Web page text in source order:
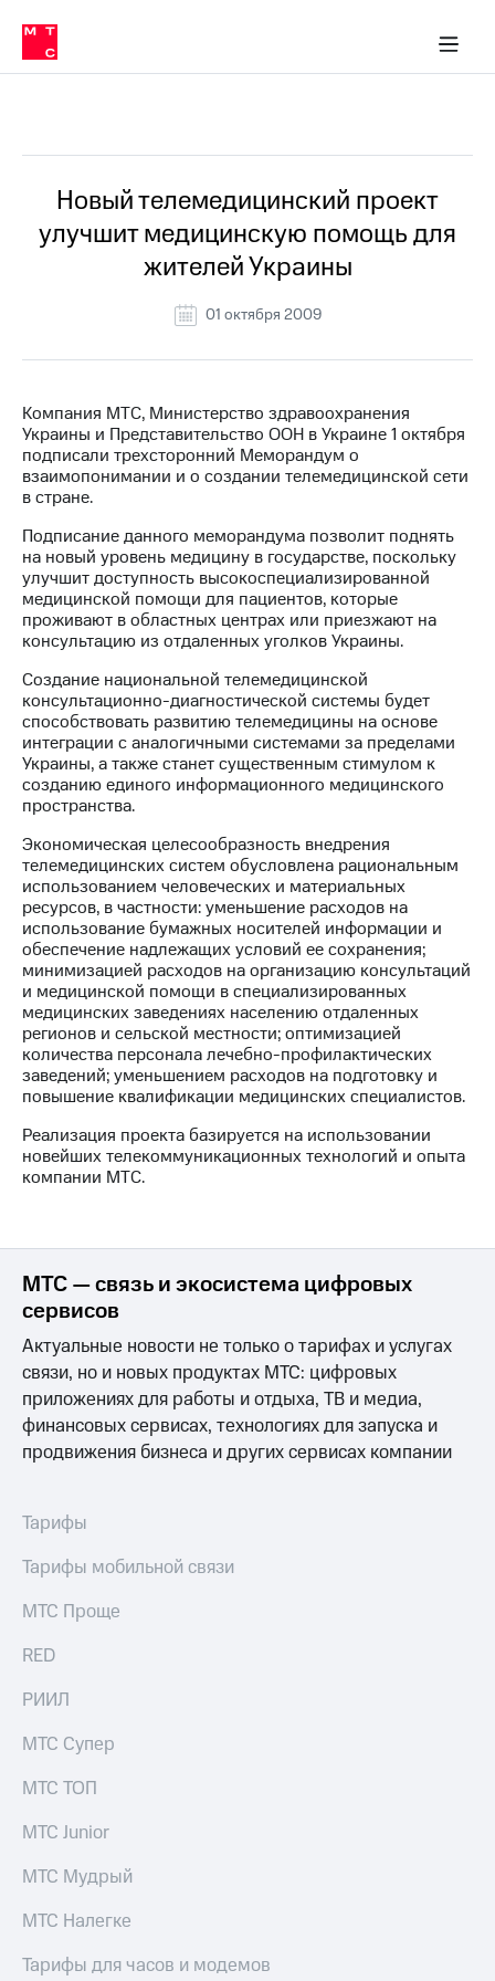
Медиа-центр
и акционерам
Устойчивое развитие
Комплаенс и деловая этика
компании
Карьера
История
компании
Руководство
информация
Контакты
Медиа-центр
Пресс-
релизы
МТС
о технологиях
Достижения
Интервью
Финансовая
отчетность
Контакты
Новости
в
и акционерам
Корпоративное
управление
Корпоративный
секретарь
Раскрытие
информации
Информация
акционерам
Документы
ПАО
Собрания
акционеров
Личный
Акционерный
Контроль
и
Рынок
акций
Описание
Программа
приобретения
Рынок
Описание
облигаций
Реквизиты
развитие
На главную
в МТС
Пресс-
релизы
о технологиях
Новый телемедицинский проект
улучшит медицинскую помощь для
жителей Украины
01 октября 2009
Компания МТС, Министерство здравоохранения
Украины и Представительство ООН в Украине 1 октября
подписали трехсторонний Меморандум о
взаимопонимании и о создании телемедицинской сети
в стране.
Подписание данного меморандума позволит поднять
на новый уровень медицину в государстве, поскольку
улучшит доступность высокоспециализированной
медицинской помощи для пациентов, которые
проживают в областных центрах или приезжают на
консультацию из отдаленных уголков Украины.
Создание национальной телемедицинской
консультационно-диагностической системы будет
способствовать развитию телемедицины на основе
интеграции с аналогичными системами за пределами
Украины, а также станет существенным стимулом к
созданию единого информационного медицинского
пространства.
Экономическая целесообразность внедрения
телемедицинских систем обусловлена рациональным
использованием человеческих и материальных
ресурсов, в частности: уменьшение расходов на
использование бумажных носителей информации и
обеспечение надлежащих условий ее сохранения;
минимизацией расходов на организацию консультаций
и медицинской помощи в специализированных
медицинских заведениях населению отдаленных
регионов и сельской местности; оптимизацией
количества персонала лечебно-профилактических
заведений; уменьшением расходов на подготовку и
повышение квалификации медицинских специалистов.
Реализация проекта базируется на использовании
новейших телекоммуникационных технологий и опыта
компании МТС.
МТС — связь и экосистема цифровых
сервисов
Актуальные новости не только о тарифах и услугах
связи, но и новых продуктах МТС: цифровых
приложениях для работы и отдыха, ТВ и медиа,
финансовых сервисах, технологиях для запуска и
продвижения бизнеса и других сервисах компании
Тарифы
Тарифы мобильной связи
МТС Проще
RED
РИИЛ
МТС Супер
МТС ТОП
МТС Junior
МТС Мудрый
МТС Налегке
Тарифы для часов и модемов